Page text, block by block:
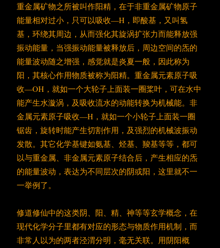
重金属矿物之所被叫作阳精，在于非重金属矿物原子
能量相对过小，只可以吸收—H，即酸基，又叫氢
基，环绕其周边，从而强化其旋涡扩张力而能释放强
振动能量，当强振动能量被释放后，周边空间的炁的
能量波动随之增强，感觉就是炎夏一般，因此称为
阳，其核心作用物质被称为阳精。重金属元素原子吸
收—OH，就如一个大轮子上面装一圈桨叶，可在水中
能产生水漩涡，及吸收流水的动能转换为机械能。非
金属元素原子吸收—H，就如一个小轮子上面装一圈
锯齿，旋转时能产生切割作用，及强烈的机械波振动
发散。其它化学基键如氨基、烃基、羧基等等，都可
以与重金属、非金属元素原子结合后，产生相应的炁
的能量波动，表达为不同层次的阴或阳，这里就不一
一举例了。
修道修仙中的这类阴、阳、精、神等等玄学概念，在
现代化学分子里都有对应的形态与物质作用机制，而
非常人以为的两者泾渭分明，毫无关联。用阴阳概